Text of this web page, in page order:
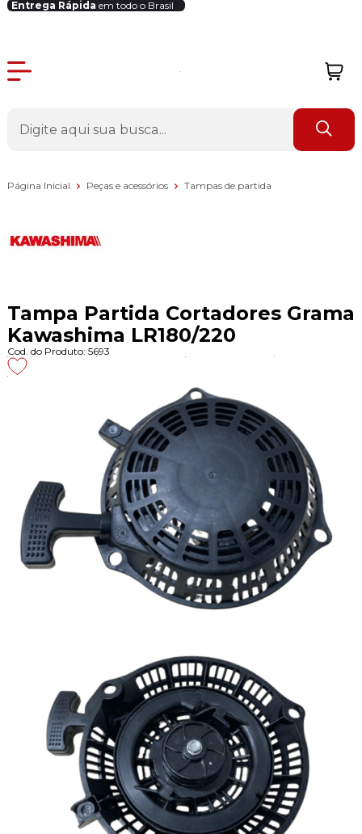
Entrega Rápida em todo o Brasil
Login Revendedor
Página Inicial Peças e acessórios Tampas de partida
Tampa Partida Cortadores Grama
Kawashima LR180/220
Cod. do Produto: 5693